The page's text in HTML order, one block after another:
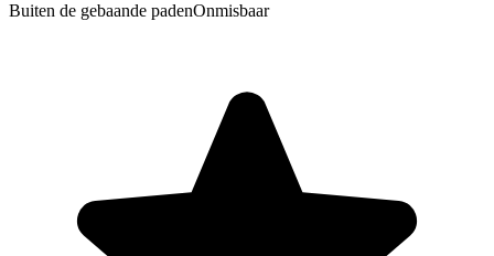
Buiten de gebaande padenOnmisbaar